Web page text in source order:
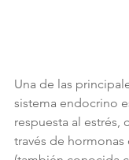
Una de las
sistema endocrino
respuesta al estrés,
través de